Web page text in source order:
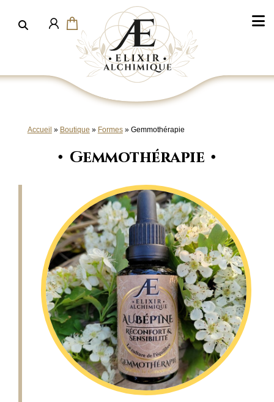
Accueil » Boutique » Formes» Gemmothérapie
Gemmothérapie